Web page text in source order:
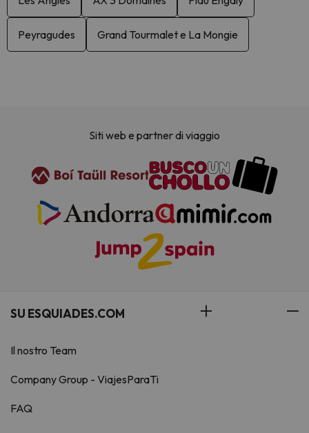
Peyragudes Grand Tourmalet e La Mongie
Siti web e partner di viaggio
SU ESQUIADES.COM
Il nostro Team
Company Group - ViajesParaTi
FAQ